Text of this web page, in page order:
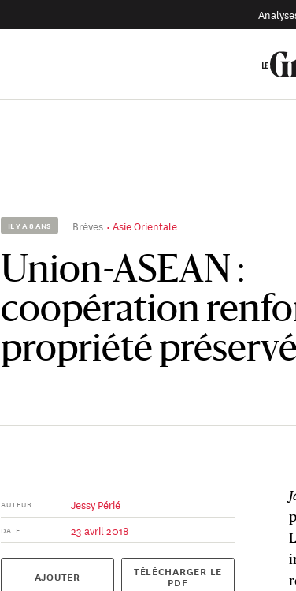
IL Y A 8 ANS Brèves Asie Orientale
Union-ASEAN :
coopération
propriété
AUTEUR Jessy Périé
DATE 23 avril 2018
AJOUTER TÉLÉCHARGER LE
PDF